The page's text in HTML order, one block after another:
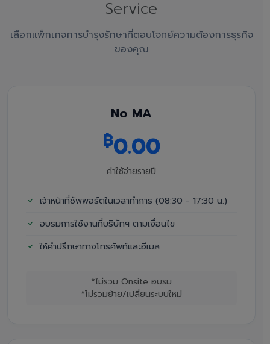
Service
เลือกแพ็กเกจการบำรุงรักษาที่ตอบโจทย์ความต้องการธุรกิจ
ของคุณ
No MA
฿0.00
ค่าใช้จ่ายรายปี
เจ้าหน้าที่ซัพพอร์ตในเวลาทำการ (08:30 - 17:30 น.)
อบรมการใช้งานที่บริษัทฯ ตามเงื่อนไข
ให้คำปรึกษาทางโทรศัพท์และอีเมล
*ไม่รวม Onsite อบรม
*ไม่รวมย้าย/เปลี่ยนระบบใหม่